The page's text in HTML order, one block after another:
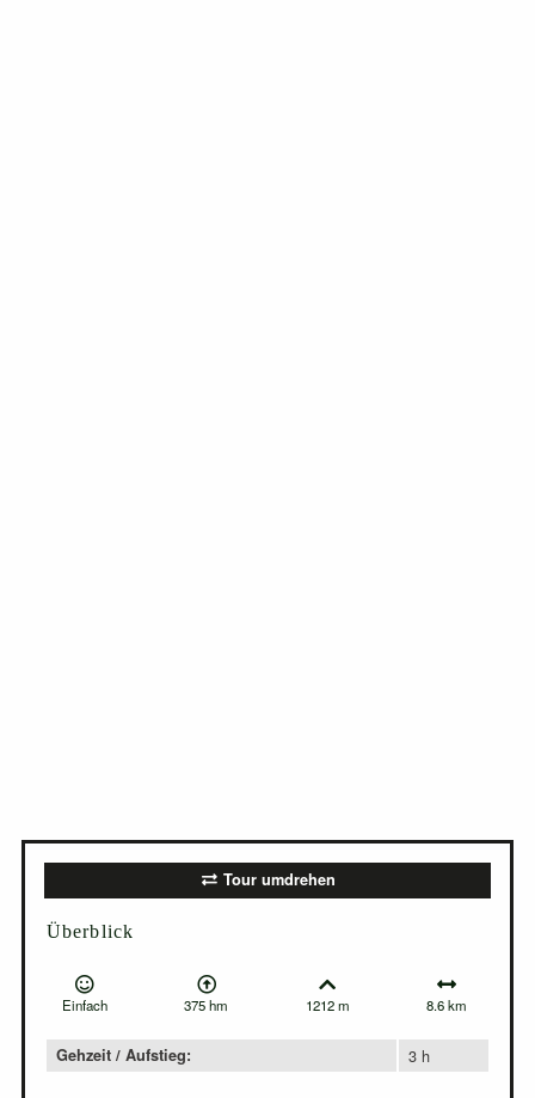
Tour umdrehen
Überblick
Einfach 375 hm 1212 m 8.6 km
Gehzeit / Aufstieg: 3 h